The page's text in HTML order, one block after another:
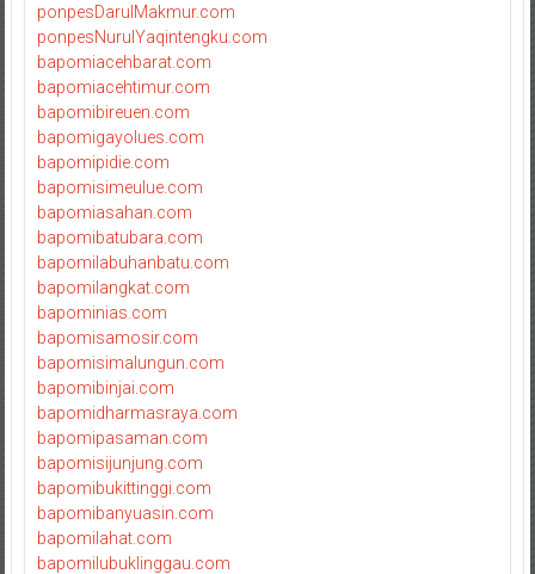
ponpesDarulMakmur.com
ponpesNurulYaqintengku.com
bapomiacehbarat.com
bapomiacehtimur.com
bapomibireuen.com
bapomigayolues.com
bapomipidie.com
bapomisimeulue.com
bapomiasahan.com
bapomibatubara.com
bapomilabuhanbatu.com
bapomilangkat.com
bapominias.com
bapomisamosir.com
bapomisimalungun.com
bapomibinjai.com
bapomidharmasraya.com
bapomipasaman.com
bapomisijunjung.com
bapomibukittinggi.com
bapomibanyuasin.com
bapomilahat.com
bapomilubuklinggau.com